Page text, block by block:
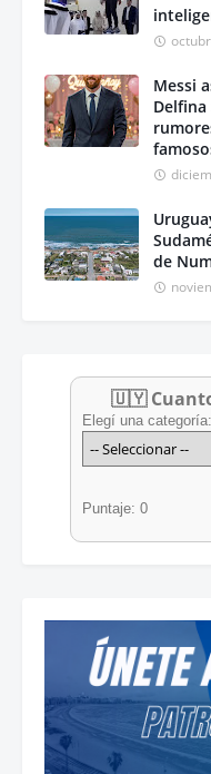
Messi
Delfina
de
🇺🇾 Cuanto
Elegí una categoría:
Puntaje: 0